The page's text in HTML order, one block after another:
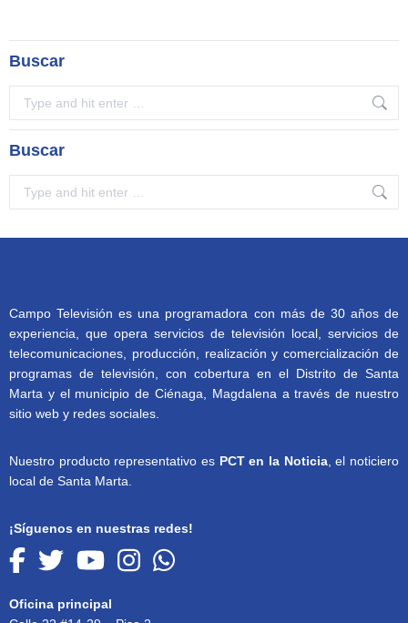
Buscar
Buscar
Campo Televisión es una programadora con más de 30 años de
experiencia, que opera servicios de televisión local, servicios de
telecomunicaciones, producción, realización y comercialización de
programas de televisión, con cobertura en el Distrito de Santa
Marta y el municipio de Ciénaga, Magdalena a través de nuestro
sitio web y redes sociales.
Nuestro producto representativo es PCT en la Noticia, el noticiero
local de Santa Marta.
¡Síguenos en nuestras redes!
Oficina principal